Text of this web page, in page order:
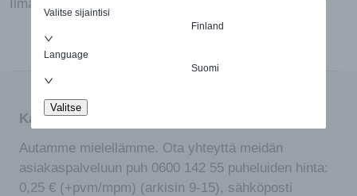
Valitse sijaintisi
Finland
Language
Suomi
Valitse
Ilmamääräsäädin ComfoTube 75 -kanavalle.
Kaipaatko apua tuotteen valinnassa?
Autamme mielellämme. Ota yhteyttä meidän
asiakaspalveluun puh 0600 142 55 puheluiden hinta:
0,25 € (+pvm/mpm) (arkisin 9-15), sähköposti